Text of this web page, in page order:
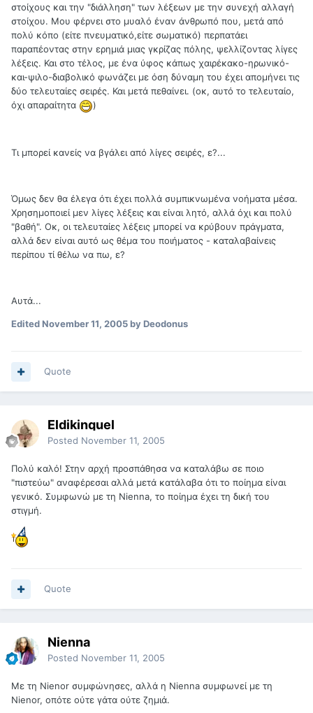
στοίχους και την "διάλληση" των λέξεων με την συνεχή αλλαγή
στοίχου. Μου φέρνει στο μυαλό έναν άνθρωπό που, μετά από
πολύ κόπο (είτε πνευματικό,είτε σωματικό) περπατάει
παραπέοντας στην ερημιά μιας γκρίζας πόλης, ψελλίζοντας λίγες
λέξεις. Και στο τέλος, με ένα ύφος κάπως χαιρέκακο-ηρωνικό-
και-ψιλο-διαβολικό φωνάζει με όση δύναμη του έχει απομήνει τις
δύο τελευταίες σειρές. Και μετά πεθαίνει. (οκ, αυτό το τελευταίο,
όχι απαραίτητα
)
Τι μπορεί κανείς να βγάλει από λίγες σειρές, ε?...
Όμως δεν θα έλεγα ότι έχει πολλά συμπικνωμένα νοήματα μέσα.
Χρησημοποιεί μεν λίγες λέξεις και είναι λητό, αλλά όχι και πολύ
"βαθή". Οκ, οι τελευταίες λέξεις μπορεί να κρύβουν πράγματα,
αλλά δεν είναι αυτό ως θέμα του ποιήματος - καταλαβαίνεις
περίπου τί θέλω να πω, ε?
Αυτά...
EditedNovember 11, 2005by Deodonus
Quote
Eldikinquel
Posted November 11, 2005
Πολύ καλό! Στην αρχή προσπάθησα να καταλάβω σε ποιο
"πιστεύω" αναφέρεσαι αλλά μετά κατάλαβα ότι το ποίημα είναι
γενικό. Συμφωνώ με τη Nienna, το ποίημα έχει τη δική του
στιγμή.
Quote
Nienna
Posted November 11, 2005
Με τη Nienor συμφώνησες, αλλά η Νienna συμφωνεί με τη
Nienor, οπότε ούτε γάτα ούτε ζημιά.